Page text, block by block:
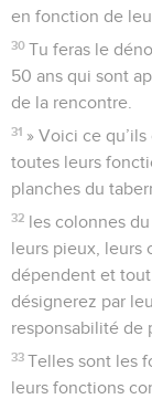
en fonction de
30 Tu feras le
50 ans qui sont
de la rencontre.
31 » Voici ce
toutes leurs
planches du
32 les colonnes
leurs pieux, leurs
dépendent et
désignerez par
responsabilité de
33 Telles sont les
leurs fonctions